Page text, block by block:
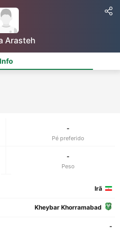
Arasteh
Info
-
Pé preferido
-
Peso
Irã
Kheybar Khorramabad
-